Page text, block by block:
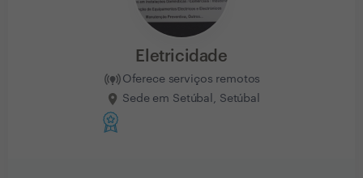
Eletricidade
Oferece serviços remotos
Sede em Setúbal, Setúbal